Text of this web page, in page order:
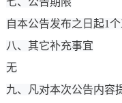
自本公告发布之日起1个
八、其它补充事宜
无
九、凡对本次公告内容